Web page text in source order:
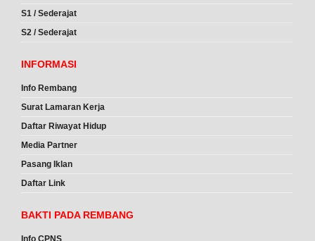
S1 / Sederajat
S2 / Sederajat
INFORMASI
Info Rembang
Surat Lamaran Kerja
Daftar Riwayat Hidup
Media Partner
Pasang Iklan
Daftar Link
BAKTI PADA REMBANG
Info CPNS